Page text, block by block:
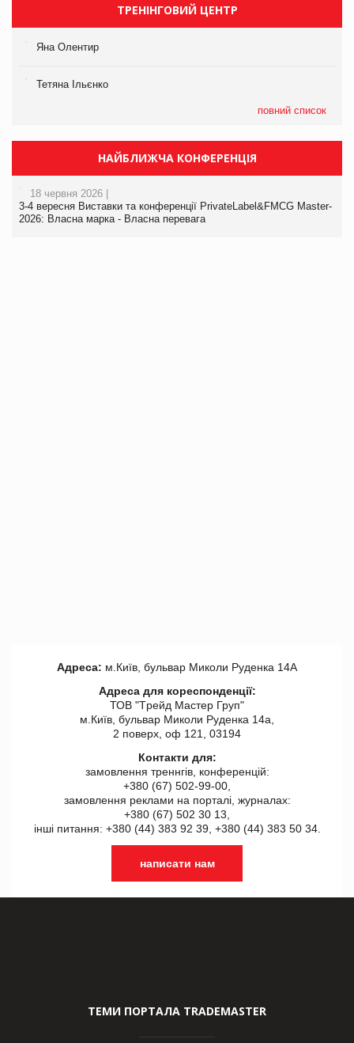
ТРЕНІНГОВИЙ ЦЕНТР
Яна Олентир
Тетяна Ільєнко
повний список
НАЙБЛИЖЧА КОНФЕРЕНЦІЯ
18 червня 2026 |
3-4 вересня Виставки та конференції PrivateLabel&FMCG Master-
2026: Власна марка - Власна перевага
Адреса: м.Київ, бульвар Миколи Руденка 14А
Адреса для кореспонденції:
ТОВ "Tрейд Мастер Груп"
м.Київ, бульвар Миколи Руденка 14а,
2 поверх, оф 121, 03194
Контакти для:
замовлення треннгів, конференцій:
+380 (67) 502-99-00,
замовлення реклами на порталі, журналах:
+380 (67) 502 30 13,
інші питання: +380 (44) 383 92 39, +380 (44) 383 50 34.
написати нам
ТЕМИ ПОРТАЛА TRADEMASTER